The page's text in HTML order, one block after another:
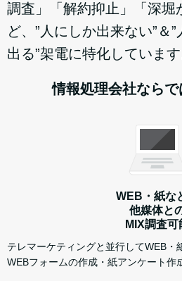
調査」「解約抑止」「深堀
ど、”人にしか出来ない”＆
出る”架電に特化しています
情報処理会社なら
WEB・紙な
他媒体と
MIX調査可
テレマーケティングと並行してWEB・
WEBフォームの作成・紙アンケート作